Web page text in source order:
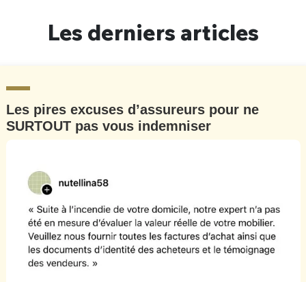
Les derniers articles
Les pires excuses d’assureurs pour ne
SURTOUT pas vous indemniser
Un Thread